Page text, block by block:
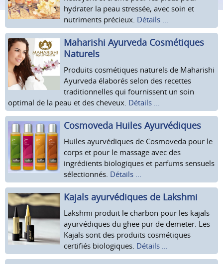
hydrater la peau stressée, avec soin et
nutriments précieux. Détails ...
Maharishi Ayurveda Cosmétiques
Naturels
Produits cosmétiques naturels de Maharishi
Ayurveda élaborés selon des recettes
traditionnelles qui fournissent un soin
optimal de la peau et des cheveux. Détails ...
Cosmoveda Huiles Ayurvédiques
Huiles ayurvédiques de Cosmoveda pour le
corps et pour le massage avec des
ingrédients biologiques et parfums sensuels
sélectionnés. Détails ...
Kajals ayurvédiques de Lakshmi
Lakshmi produit le charbon pour les kajals
ayurvédiques du ghee pur de demeter. Les
Kajals sont des produits cosmétiques
certifiés biologiques. Détails ...